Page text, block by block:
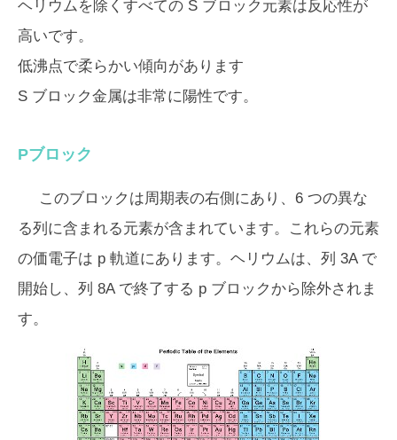
ヘリウムを除くすべての S ブロック元素は反応性が
高いです。
低沸点で柔らかい傾向があります
S ブロック金属は非常に陽性です。
Pブロック
このブロックは周期表の右側にあり、6 つの異な
る列に含まれる元素が含まれています。これらの元素
の価電子は p 軌道にあります。ヘリウムは、列 3A で
開始し、列 8A で終了する p ブロックから除外されま
す。